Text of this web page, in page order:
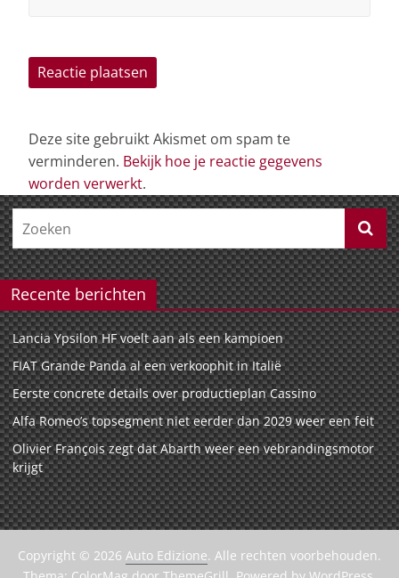
Deze site gebruikt Akismet om spam te
verminderen. Bekijk hoe je reactie gegevens
worden verwerkt.
Recente berichten
Lancia Ypsilon HF voelt aan als een kampioen
FIAT Grande Panda al een verkoophit in Italië
Eerste concrete details over productieplan Cassino
Alfa Romeo’s topsegment niet eerder dan 2029 weer een feit
Olivier François zegt dat Abarth weer een vebrandingsmotor
krijgt
Copyright © 2026 Auto Edizione. Alle rechten voorbehouden.